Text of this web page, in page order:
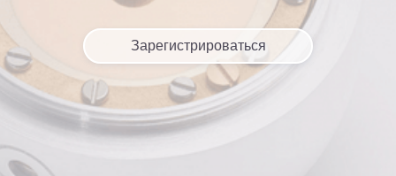
Зарегистрироваться